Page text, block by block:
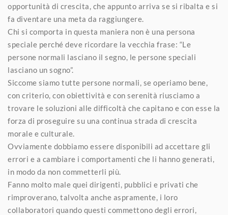
opportunità di crescita, che appunto arriva se si ribalta e si
fa diventare una meta da raggiungere.
Chi si comporta in questa maniera non è una persona
speciale perché deve ricordare la vecchia frase: “Le
persone normali lasciano il segno, le persone speciali
lasciano un sogno”.
Siccome siamo tutte persone normali, se operiamo bene,
con criterio, con obiettività e con serenità riusciamo a
trovare le soluzioni alle difficoltà che capitano e con esse la
forza di proseguire su una continua strada di crescita
morale e culturale.
Ovviamente dobbiamo essere disponibili ad accettare gli
errori e a cambiare i comportamenti che li hanno generati,
in modo da non commetterli più.
Fanno molto male quei dirigenti, pubblici e privati che
rimproverano, talvolta anche aspramente, i loro
collaboratori quando questi commettono degli errori,